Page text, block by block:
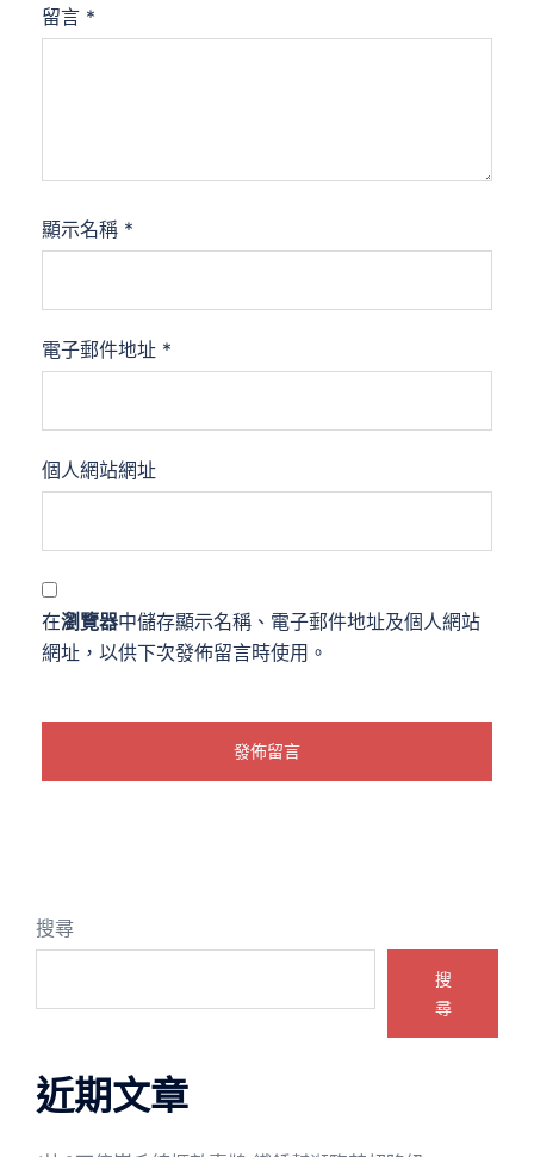
留言 *
顯示名稱 *
電子郵件地址 *
個人網站網址
在瀏覽器中儲存顯示名稱、電子郵件地址及個人網站
網址，以供下次發佈留言時使用。
搜尋
搜
尋
近期文章